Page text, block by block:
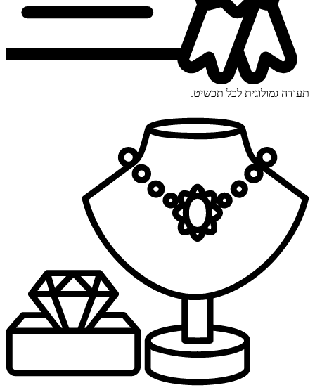
תעודה גמולוגית לכל תכשיט.